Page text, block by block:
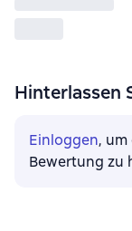
Hinterlassen
Einloggen,
Bewertung zu